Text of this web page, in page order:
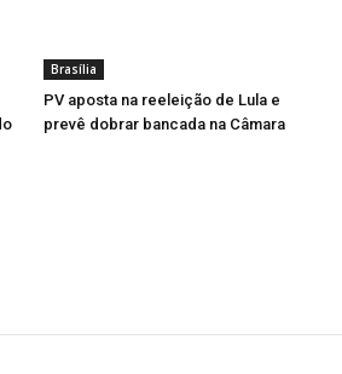
Brasília
PV aposta na reeleição de Lula e
prevê dobrar bancada na Câmara